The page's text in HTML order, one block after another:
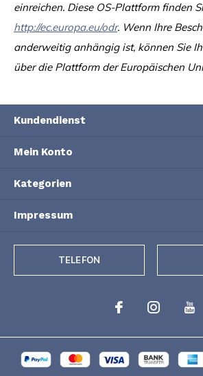
einreichen. Diese OS-Plattform finden
http://ec.europa.eu/odr. Wenn Ihre
anderweitig anhängig ist, können Sie
über die Plattform der Europäischen
Kundendienst
Mein Konto
Kategorien
Impressum
TELEFON